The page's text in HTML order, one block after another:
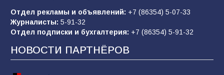
«Слухами Москву не возьмёшь»: почему
заявления Киева о мобилизации — это
отчаяние, а не разведка
81 02.08.2026
Отдел рекламы и объявлений: +7 (86354) 5-07-33
Журналисты: 5-91-32
Отдел подписки и бухгалтерия: +7 (86354) 5-91-32
НОВОСТИ ПАРТНЁРОВ